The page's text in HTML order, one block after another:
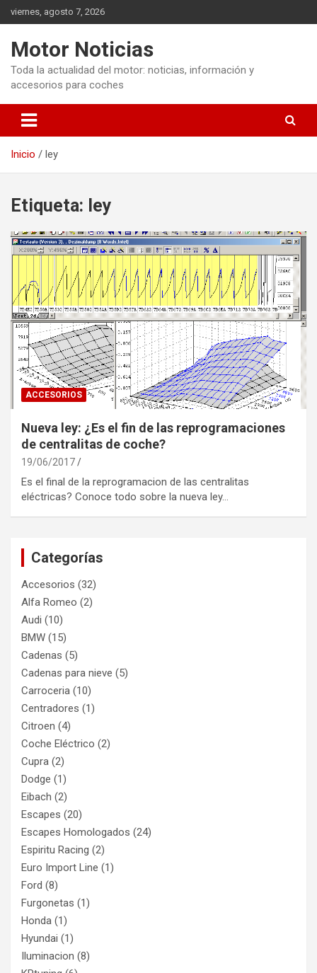
Saltar
al
viernes, agosto 7, 2026
Motor Noticias
Toda la actualidad del motor: noticias, información y
accesorios para coches
Inicio ley
Etiqueta: ley
ACCESORIOS
Nueva ley: ¿Es el fin de las reprogramaciones
de centralitas de coche?
19/06/2017
Es el final de la reprogramacion de las centralitas
eléctricas? Conoce todo sobre la nueva ley…
Categorías
Accesorios (32)
Alfa Romeo (2)
Audi (10)
BMW (15)
Cadenas (5)
Cadenas para nieve (5)
Carroceria (10)
Centradores (1)
Citroen (4)
Coche Eléctrico (2)
Cupra (2)
Dodge (1)
Eibach (2)
Escapes (20)
Escapes Homologados (24)
Espiritu Racing (2)
Euro Import Line (1)
Ford (8)
Furgonetas (1)
Honda (1)
Hyundai (1)
Iluminacion (8)